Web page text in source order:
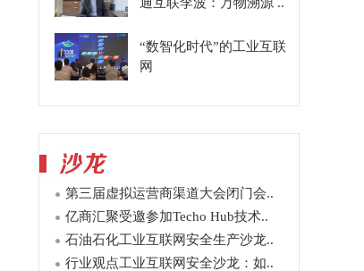
“数智化时代”的工业互联
网
第三届虚拟运营商渠道大会闭门会..
亿商汇聚受邀参加Techo Hub技术..
石油石化工业互联网安全生产沙龙..
行业观点工业互联网安全沙龙：如..